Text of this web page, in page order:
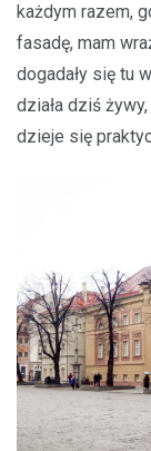
każdym razem,
fasadę, mam
dogadały się tu
działa dziś
dzieje się